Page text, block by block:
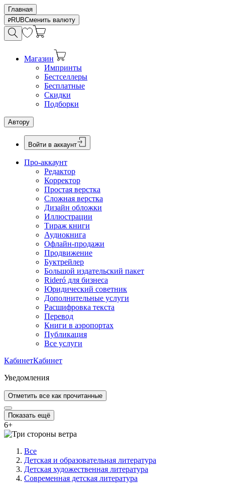
Главная
RUBСменить валюту
Магазин
Импринты
Бестселлеры
Бесплатные
Скидки
Подборки
Автору
Войти в аккаунт
Про-аккаунт
Редактор
Корректор
Простая верстка
Сложная верстка
Дизайн обложки
Иллюстрации
Тираж книги
Аудиокнига
Офлайн-продажи
Продвижение
Буктрейлер
Большой издательский пакет
Rideró для бизнеса
Юридический советник
Дополнительные услуги
Расшифровка текста
Перевод
Книги в аэропортах
Публикация
Все услуги
КабинетКабинет
Уведомления
Отметить все как прочитанные
Показать ещё
6+
Все
Детская и образовательная литература
Детская художественная литература
Современная детская литература